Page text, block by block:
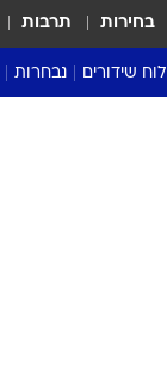
בחירות תרבות
לוח שידורים נבחרות